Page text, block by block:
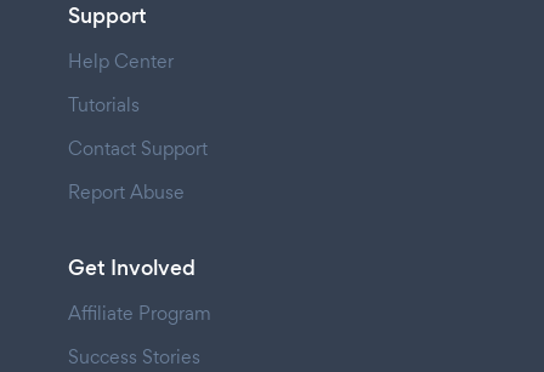
Support
Help Center
Tutorials
Contact Support
Report Abuse
Get Involved
Affiliate Program
Success Stories